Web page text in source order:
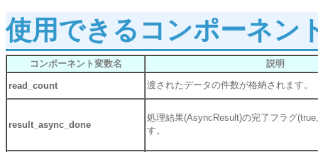
使用できるコンポーネン
コンポーネント変数名 説明
read_count 渡されたデータの件数が格納されます。
result_async_done
処理結果(AsyncResult)の完了フラグ
す。